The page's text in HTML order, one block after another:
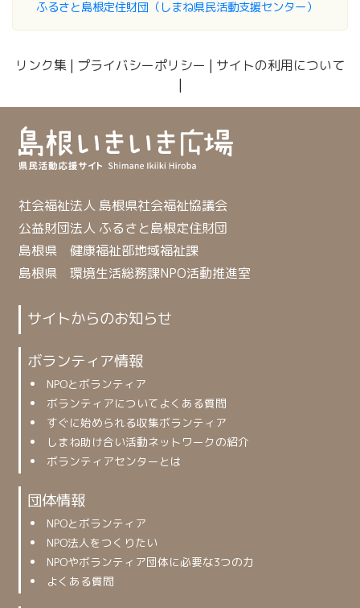
ふるさと島根定住財団（しまね県民活動支援センター）
リンク集 | プライバシーポリシー | サイトの利用について
|
社会福祉法人 島根県社会福祉協議会
公益財団法人 ふるさと島根定住財団
島根県 健康福祉部地域福祉課
島根県 環境生活総務課NPO活動推進室
サイトからのお知らせ
ボランティア情報
NPOとボランティア
ボランティアについてよくある質問
すぐに始められる収集ボランティア
しまね助け合い活動ネットワークの紹介
ボランティアセンターとは
団体情報
NPOとボランティア
NPO法人をつくりたい
NPOやボランティア団体に必要な3つの力
よくある質問